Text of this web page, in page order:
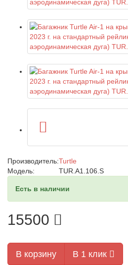
Производитель:Turtle
Модель:
TUR.A1.106.S
Есть в наличии
15500
В корзину В 1 клик